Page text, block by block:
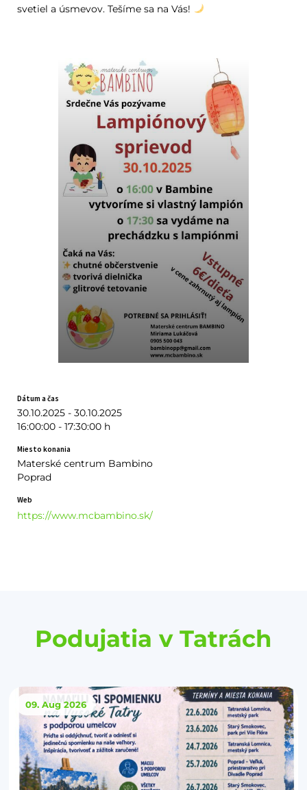
svetiel a úsmevov. Tešíme sa na Vás!
Dátum a čas
30.10.2025 - 30.10.2025
16:00:00 - 17:30:00 h
Miesto konania
Materské centrum Bambino
Poprad
Web
https://www.mcbambino.sk/
Podujatia v Tatrách
09. Aug 2026